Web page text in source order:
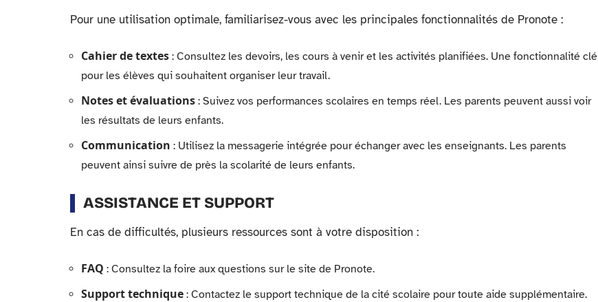
Pour une utilisation optimale, familiarisez-vous avec les principales fonctionnalités de Pronote :
Cahier de textes : Consultez les devoirs, les cours à venir et les activités planifiées. Une fonctionnalité clé
pour les élèves qui souhaitent organiser leur travail.
Notes et évaluations : Suivez vos performances scolaires en temps réel. Les parents peuvent aussi voir
les résultats de leurs enfants.
Communication : Utilisez la messagerie intégrée pour échanger avec les enseignants. Les parents
peuvent ainsi suivre de près la scolarité de leurs enfants.
ASSISTANCE ET SUPPORT
En cas de difficultés, plusieurs ressources sont à votre disposition :
FAQ : Consultez la foire aux questions sur le site de Pronote.
Support technique : Contactez le support technique de la cité scolaire pour toute aide supplémentaire.